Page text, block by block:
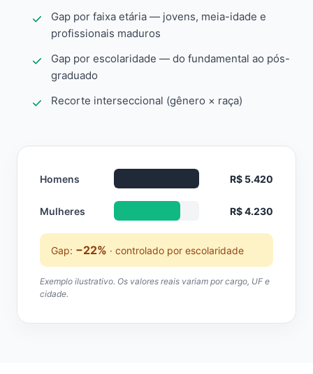
Gap por faixa etária — jovens, meia-idade e
profissionais maduros
Gap por escolaridade — do fundamental ao pós-
graduado
Recorte interseccional (gênero × raça)
Homens R$ 5.420
Mulheres R$ 4.230
Gap: −22% · controlado por escolaridade
Exemplo ilustrativo. Os valores reais variam por cargo, UF e
cidade.